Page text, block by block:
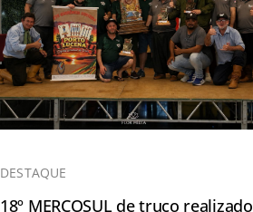
DESTAQUE
18º MERCOSUL de truco realizado